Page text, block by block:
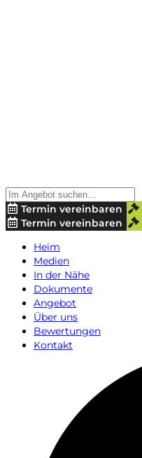
Termin vereinbaren
Termin vereinbaren
Heim
Medien
In der Nähe
Dokumente
Angebot
Über uns
Bewertungen
Kontakt